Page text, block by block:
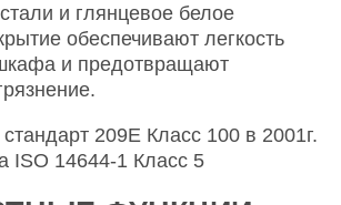
и глянцевое белое
обеспечивают легкость
и предотвращают
209E Класс 100 в 2001г.
ISO 14644-1 Класс 5